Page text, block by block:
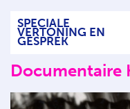
SPECIALE
VERTONING EN
GESPREK
Documentaire